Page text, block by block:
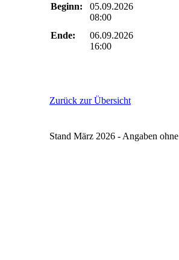
Beginn:
05.09.2026
08:00
Ende:
06.09.2026
16:00
Zurück zur Übersicht
Stand März 2026 - Angaben